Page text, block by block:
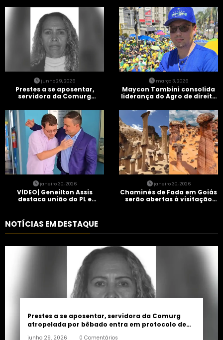
junho 29, 2026
Prestes a se aposentar,
servidora da Comurg
entra em protocolo de
morte encefálica
março 3, 2026
Maycon Tombini consolida
liderança do Agro de direita
Brasil” em Goiânia
janeiro 30, 2026
VÍDEO| Geneilton Assis
destaca união do PL e
janeiro 30, 2026
Chaminés de Fada em Goiás
serão abertas à visitação
NOTÍCIAS EM DESTAQUE
Prestes a se aposentar, servidora da Comurg
atropelada por bêbado entra em protocolo de
junho 29, 2026 0 Comentários